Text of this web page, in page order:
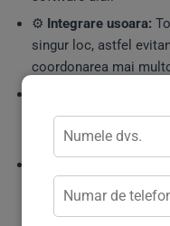
⚙️ Integrare usoara:
singur loc, astfel
coordonarea mai
functie denevoile
pana la suportul post-
abandonat. Avem o